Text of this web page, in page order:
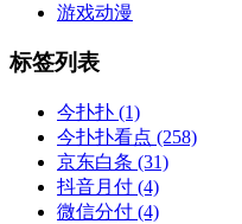
游戏动漫
标签列表
今扑扑 (1)
今扑扑看点 (258)
京东白条 (31)
抖音月付 (4)
微信分付 (4)